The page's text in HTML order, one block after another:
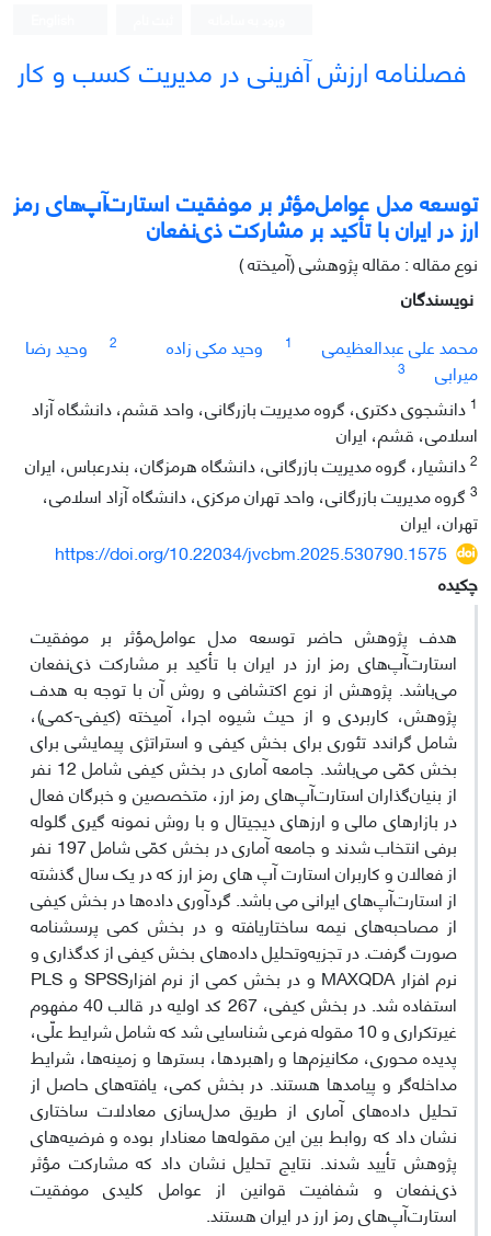
فصلنامه ارزش آفرینی در مدیریت کسب و کار
توسعه مدل عوامل‌مؤثر بر موفقیت استارت‌آپ‌های رمز
ارز در ایران با تأکید بر مشارکت ذی‌نفعان
نوع مقاله : مقاله پژوهشی (آمیخته )
نویسندگان
محمد علی عبدالعظیمی
1 وحید مکی زاده 2
وحید رضا
میرابی
3
1 دانشجوی دکتری، گروه مدیریت بازرگانی، واحد قشم، دانشگاه آزاد
اسلامی، قشم، ایران
2دانشیار، گروه مدیریت بازرگانی، دانشگاه هرمزگان، بندرعباس، ایران
3 گروه مدیریت بازرگانی، واحد تهران مرکزی، دانشگاه آزاد اسلامی،
تهران، ایران
https://doi.org/10.22034/jvcbm.2025.530790.1575
چکیده
هدف پژوهش حاضر توسعه مدل عوامل‌مؤثر بر موفقیت
استارت‌آپ‌های رمز ارز در ایران با تأکید بر مشارکت ذی‌نفعان
می‌باشد. پژوهش از نوع اکتشافی و روش آن با توجه به هدف
پژوهش، کاربردی و از حیث شیوه اجرا، آمیخته (کیفی-کمی)،
شامل گراندد تئوری برای بخش کیفی و استراتژی پیمایشی برای
بخش کمّی می‌باشد. جامعه آماری در بخش کیفی شامل 12 نفر
از بنیان‌گذاران استارت‌آپ‌های رمز ارز، متخصصین و خبرگان فعال
در بازارهای مالی و ارزهای دیجیتال و با روش نمونه گیری گلوله
برفی انتخاب شدند و جامعه آماری در بخش کمّی شامل 197 نفر
از فعالان و کاربران استارت آپ های رمز ارز که در یک سال گذشته
از استارت‌آپ‌های ایرانی می باشد. گرد‌آوری داده‌ها در بخش کیفی
از مصاحبه‌های نیمه ساختاریافته و در بخش کمی پرسشنامه
صورت گرفت. در تجزیه‌وتحلیل داده‌های بخش کیفی از کدگذاری و
نرم افزار MAXQDA و در بخش کمی از نرم افزارSPSS و PLS
استفاده شد. در بخش کیفی، 267 کد اولیه در قالب 40 مفهوم
غیرتکراری و 10 مقوله فرعی شناسایی شد که شامل شرایط علّی،
پدیده محوری، مکانیزم‌ها و راهبردها، بسترها و زمینه‌ها، شرایط
مداخله‌گر و پیامدها هستند. در بخش کمی، یافته‌های حاصل از
تحلیل داده‌های آماری از طریق مدل‌سازی معادلات ساختاری
نشان داد که روابط بین این مقوله‌ها معنادار بوده و فرضیه‌های
پژوهش تأیید شدند. نتایج تحلیل نشان داد که مشارکت مؤثر
ذی‌نفعان و شفافیت قوانین از عوامل کلیدی موفقیت
استارت‌آپ‌های رمز ارز در ایران هستند.